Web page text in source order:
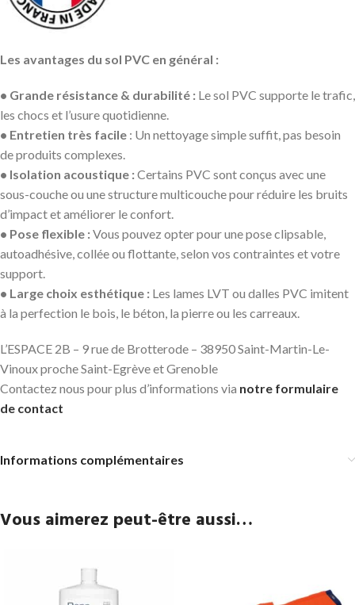
Les avantages du sol PVC en général :
• Grande résistance & durabilité : Le sol PVC supporte le trafic,
les chocs et l’usure quotidienne.
• Entretien très facile : Un nettoyage simple suffit, pas besoin
de produits complexes.
• Isolation acoustique :Certains PVC sont conçus avec une
sous-couche ou une structure multicouche pour réduire les bruits
d’impact et améliorer le confort.
• Pose flexible :Vous pouvez opter pour une pose clipsable,
autoadhésive, collée ou flottante, selon vos contraintes et votre
support.
• Large choix esthétique : Les lames LVT ou dalles PVC imitent
à la perfection le bois, le béton, la pierre ou les carreaux.
L’ESPACE 2B – 9 rue de Brotterode – 38950 Saint-Martin-Le-
Vinoux proche Saint-Egrève et Grenoble
Contactez nous pour plus d’informations via notre formulaire
de contact
Informations complémentaires
Vous aimerez peut-être aussi…